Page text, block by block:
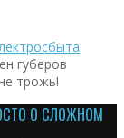
губеров
трожь!
О СЛОЖНОМ